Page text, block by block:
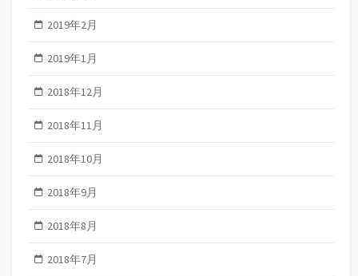
2019年2月
2019年1月
2018年12月
2018年11月
2018年10月
2018年9月
2018年8月
2018年7月